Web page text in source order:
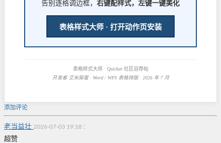
告别逐格调边框， 右键配样式，左键一键美化
表格样式大师 · 打开动作页安装
表格样式大师 · Quicker 社区自荐帖
开发者 艾米屎蛋 · Word / WPS 表格排版 · 2026 年 7 月
添加评论
老当益壮 2026-07-03 19:18 :
超赞